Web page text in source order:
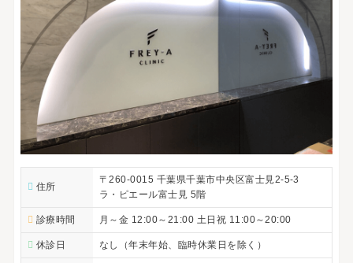
住所
〒260-0015 千葉県千葉市中央区富士見2-5-3
ラ・ピエール富士見 5階
診療時間 月～金 12:00～21:00 土日祝 11:00～20:00
休診日 なし（年末年始、臨時休業日を除く）